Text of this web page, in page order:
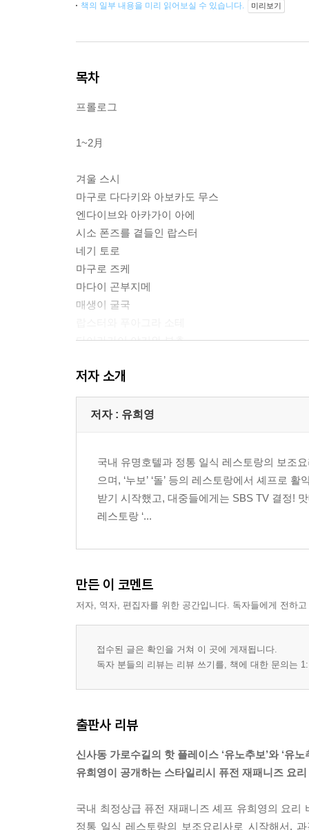
책의 일부 내용을 미리 읽어보실 수 있습니다. 미리보기
목차
프롤로그
1~2月
겨울 스시
마구로 다다키와 아보카도 무스
엔다이브와 아카가이 아에
시소 폰즈를 곁들인 랍스터
네기 토로
마구로 즈케
마다이 곤부지메
매생이 굴국
다이라가이 야키와 부추
은대구 아라니
우마니
아보카도를 곁들인 안키모 스노모노
구로 모치이리 도후와 유주안
3~4月
로메인 레터스와 사케 샐러드
어니언 타워 샐러드
와규 미즈나 샐러드
시라우오 아게
이이다코 구로아게
살사 베르데를 곁들인 미루가이와 가라스미
하마구리 그라탱
사케 오얏코 돈부리
우메보시 아이스크림과 단팥
저자 소개
저자 : 유희영
국내 유명호텔과 정통 일식 레스토랑의 보조
으며, ‘누보’ ‘돌’ 등의 레스토랑에서 셰프로
받기 시작했고, 대중들에게는 SBS TV 결정!
레스토랑 ‘...
만든 이 코멘트
저자, 역자, 편집자를 위한 공간입니다. 독자들에게 전하
접수된 글은 확인을 거쳐 이 곳에 게재됩니다.
독자 분들의 리뷰는 리뷰 쓰기를, 책에 대한 문의는
출판사 리뷰
신사동 가로수길의 핫 플레이스 ‘유노추보’와 ‘유
유희영이 공개하는 스타일리시 퓨전 재패니즈 요리
국내 최정상급 퓨전 재패니즈 셰프 유희영의 요
정통 일식 레스토랑의 보조요리사로 시작해서,